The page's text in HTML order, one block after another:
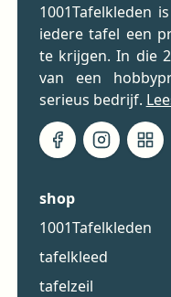
1001Tafelkleden
iedere tafel een
te krijgen. In die
van een
serieus bedrijf.
shop
1001Tafelkleden
tafelkleed
tafelzeil